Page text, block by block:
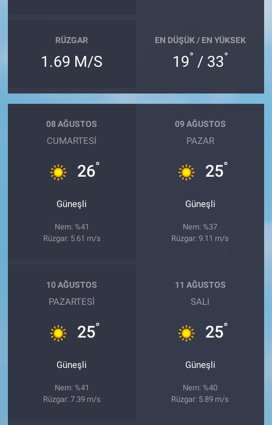
RÜZGAR
1.69 M/S
EN DÜŞÜK / EN YÜKSEK
19° / 33°
08 AĞUSTOS
CUMARTESI
26°
Güneşli
Nem: %41
Rüzgar: 5.61 m/s
09 AĞUSTOS
PAZAR
25°
Güneşli
Nem: %37
Rüzgar: 9.11 m/s
10 AĞUSTOS
PAZARTESI
25°
Güneşli
Nem: %41
Rüzgar: 7.39 m/s
11 AĞUSTOS
SALI
25°
Güneşli
Nem: %40
Rüzgar: 5.89 m/s